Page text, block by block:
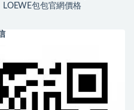
LOEWE包包官網價格